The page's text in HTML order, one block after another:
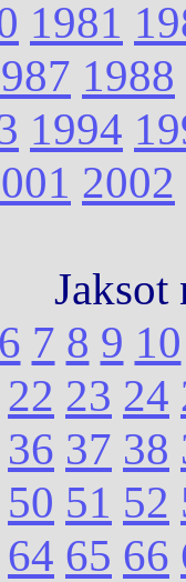
1981
1988
1994
2002
Jaksot
6 7 8 9 10
22 23 24
36 37 38
50 51 52
64 65 66